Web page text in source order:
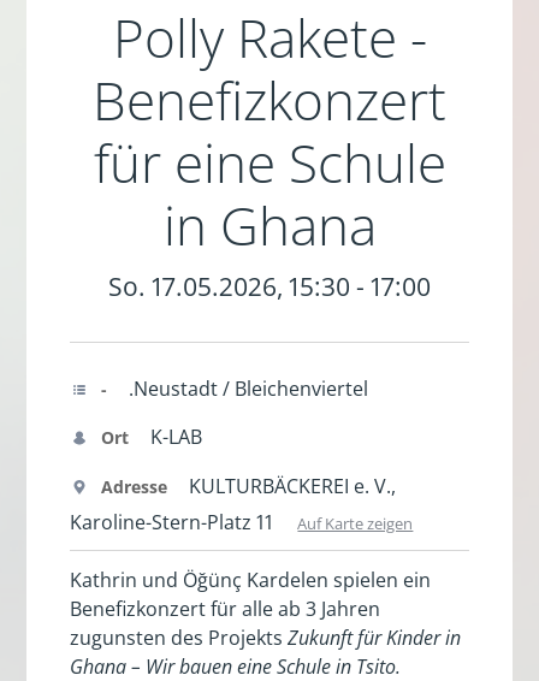
Polly Rakete -
Benefizkonzert
für eine Schule
in Ghana
So. 17.05.2026, 15:30 - 17:00
- .Neustadt / Bleichenviertel
Ort K-LAB
Adresse
KULTURBÄCKEREI e. V.,
Karoline-Stern-Platz 11
Auf Karte zeigen
Kathrin und Öğünç Kardelen spielen ein
Benefizkonzert für alle ab 3 Jahren
zugunsten des ProjektsZukunft für Kinder in
Ghana – Wir bauen eine Schule in Tsito.